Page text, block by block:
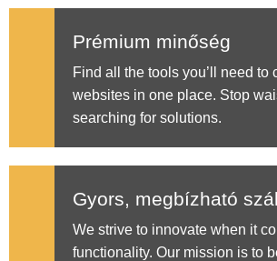
Prémium minőség
Find all the tools you’ll need to
websites in one place. Stop
searching for solutions.
Gyors, megbízható
We strive to innovate when it
functionality. Our mission is to